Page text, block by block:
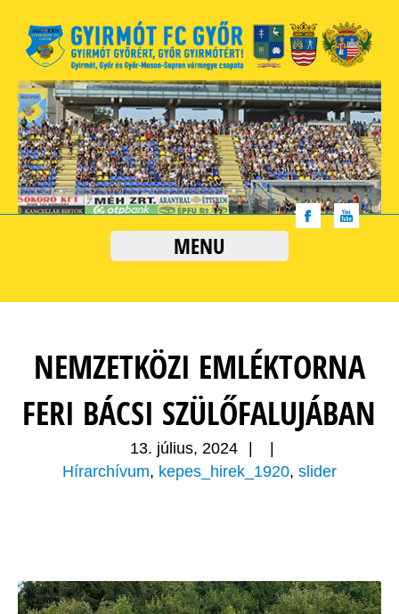
MENU
NEMZETKÖZI EMLÉKTORNA
FERI BÁCSI SZÜLŐFALUJÁBAN
13. július, 2024
Hírarchívum, kepes_hirek_1920, slider